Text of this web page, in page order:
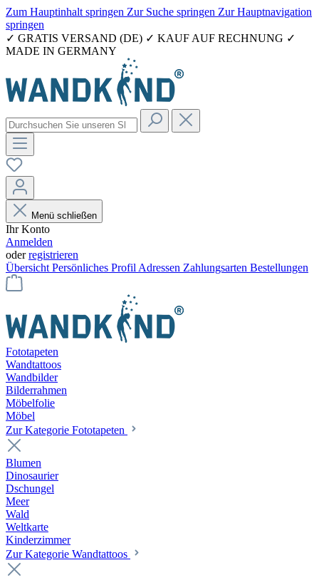
Zum Hauptinhalt springen Zur Suche springen Zur Hauptnavigation
springen
✓ GRATIS VERSAND (DE) ✓ KAUF AUF RECHNUNG ✓
MADE IN GERMANY
Menü schließen
Ihr Konto
Anmelden
oderregistrieren
Übersicht Persönliches Profil Adressen Zahlungsarten Bestellungen
Fototapeten
Wandtattoos
Wandbilder
Bilderrahmen
Möbelfolie
Möbel
Zur Kategorie Fototapeten
Blumen
Dinosaurier
Dschungel
Meer
Wald
Weltkarte
Kinderzimmer
Zur Kategorie Wandtattoos